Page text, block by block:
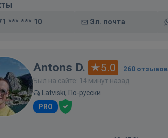
*** *** 10 Эл. почта
Antons D. 5.0 · 260 отзывов
Был на сайте: 14 минут назад
Latviski, По-русски
PRO